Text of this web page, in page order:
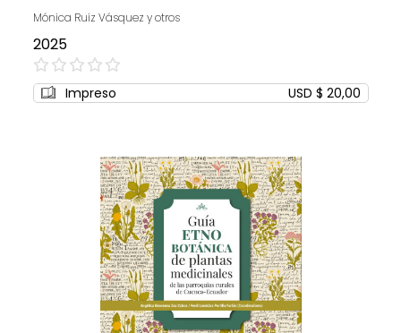
Mónica Ruiz Vásquez y otros
2025
0%
Impreso USD $ 20,00